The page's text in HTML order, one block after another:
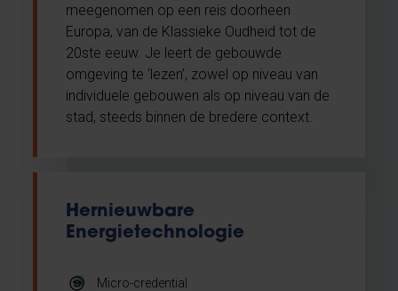
meegenomen op een reis doorheen
Europa, van de Klassieke Oudheid tot de
20ste eeuw. Je leert de gebouwde
omgeving te ‘lezen’, zowel op niveau van
individuele gebouwen als op niveau van de
stad, steeds binnen de bredere context.
Hernieuwbare
Energietechnologie
Micro-credential